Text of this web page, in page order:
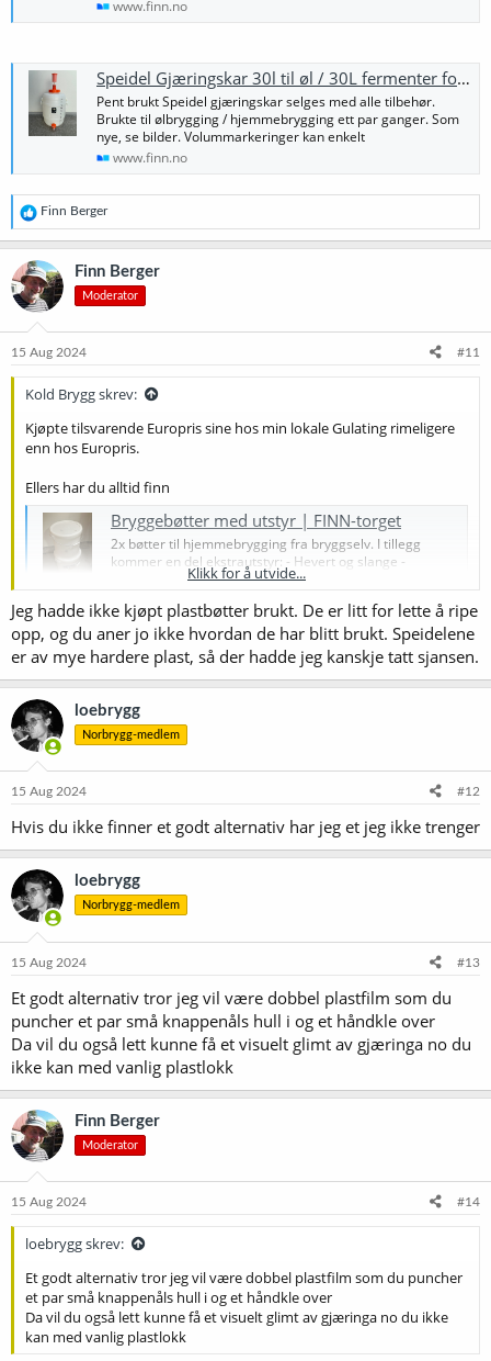
www.finn.no
Speidel Gjæringskar 30l til øl / 30L fermenter for homebrewing beer | FINN-torget
Pent brukt Speidel gjæringskar selges med alle tilbehør.
Brukte til ølbrygging / hjemmebrygging ett par ganger. Som
nye, se bilder. Volummarkeringer kan enkelt
www.finn.no
R
e
a
k
s
j
o
e
Finn Berger
Finn Berger
Moderator
15 Aug 2024 #11
Kold Brygg skrev:
Kjøpte tilsvarende Europris sine hos min lokale Gulating rimeligere
enn hos Europris.
Ellers har du alltid finn
Bryggebøtter med utstyr | FINN-torget
2x bøtter til hjemmebrygging fra bryggselv. I tillegg
kommer en del ekstrautstyr: - Hevert og slange -
Hydrometer og målebeger - Gjærlåser - Tappekran til
www.finn.no
Speidel Gjæringskar 30l til øl / 30L fermenter for homebrewing beer | FINN-torget
Pent brukt Speidel gjæringskar selges med alle tilbehør.
Brukte til ølbrygging / hjemmebrygging ett par ganger.
Som nye, se bilder. Volummarkeringer kan enkelt
Klikk for å utvide...
Jeg hadde ikke kjøpt plastbøtter brukt. De er litt for lette å ripe
opp, og du aner jo ikke hvordan de har blitt brukt. Speidelene
er av mye hardere plast, så der hadde jeg kanskje tatt sjansen.
loebrygg
Norbrygg-medlem
15 Aug 2024 #12
Hvis du ikke finner et godt alternativ har jeg et jeg ikke trenger
loebrygg
Norbrygg-medlem
15 Aug 2024 #13
Et godt alternativ tror jeg vil være dobbel plastfilm som du
puncher et par små knappenåls hull i og et håndkle over
Da vil du også lett kunne få et visuelt glimt av gjæringa no du
ikke kan med vanlig plastlokk
Finn Berger
Moderator
15 Aug 2024 #14
loebrygg skrev:
Et godt alternativ tror jeg vil være dobbel plastfilm som du puncher
et par små knappenåls hull i og et håndkle over
Da vil du også lett kunne få et visuelt glimt av gjæringa no du ikke
kan med vanlig plastlokk